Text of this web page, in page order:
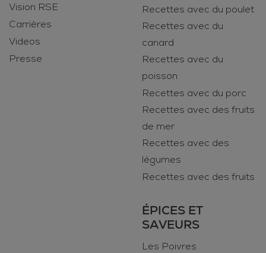
Vision RSE
Carrières
Videos
Presse
Recettes avec du poulet
Recettes avec du
canard
Recettes avec du
poisson
Recettes avec du porc
Recettes avec des fruits
de mer
Recettes avec des
légumes
Recettes avec des fruits
ÉPICES ET
SAVEURS
Les Poivres